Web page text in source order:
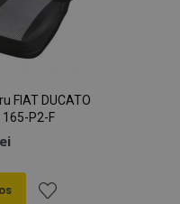
FIAT DUCATO
165-P2-F